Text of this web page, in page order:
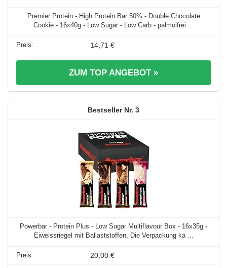
Premier Protein - High Protein Bar 50% - Double Chocolate
Cookie - 16x40g - Low Sugar - Low Carb - palmölfrei ...
14,71 €
ZUM TOP ANGEBOT »
3
Powerbar - Protein Plus - Low Sugar Multiflavour Box - 16x35g -
Eiweissriegel mit Ballaststoffen, Die Verpackung ka ...
20,00 €